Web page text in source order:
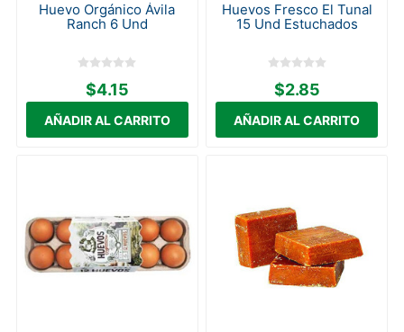
Huevo Orgánico Ávila
Ranch 6 Und
$4.15
Huevos Fresco El Tunal
15 Und Estuchados
$2.85